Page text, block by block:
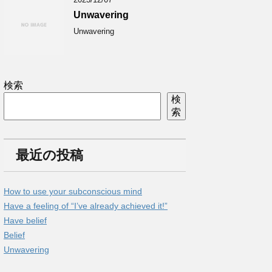
Unwavering
Unwavering
検索
検
索
最近の投稿
How to use your subconscious mind
Have a feeling of “I’ve already achieved it!”
Have belief
Belief
Unwavering